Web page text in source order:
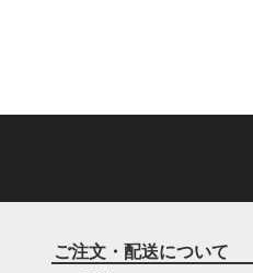
ご注文・配送について